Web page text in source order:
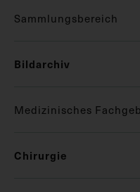
Sammlungsbereich
Bildarchiv
Medizinisches
Chirurgie